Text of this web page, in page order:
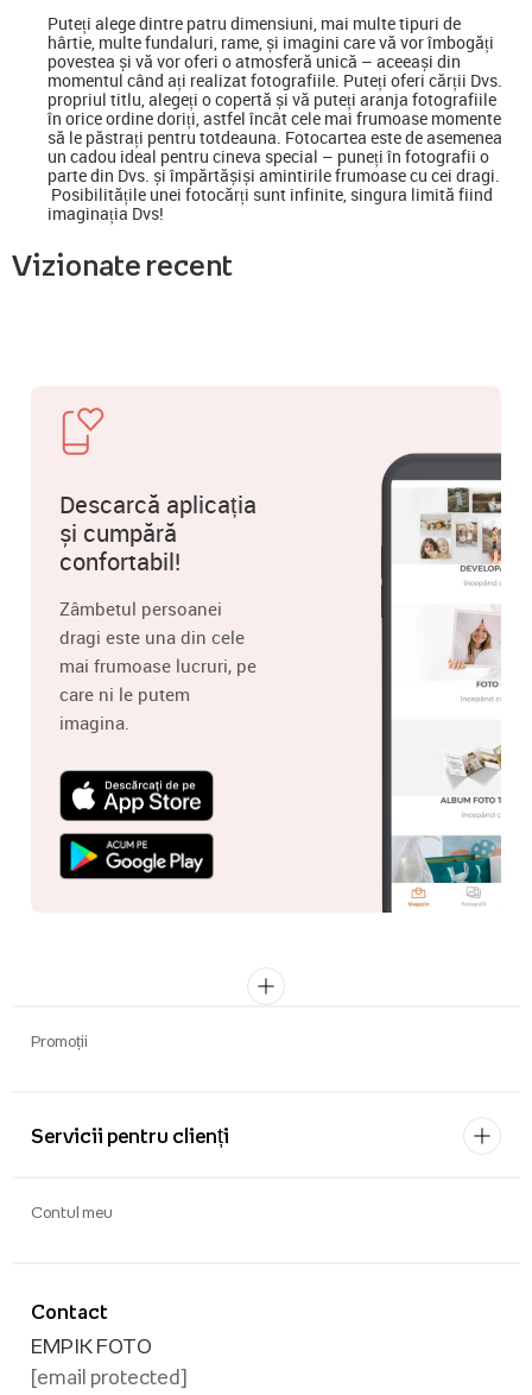
Puteți alege dintre patru dimensiuni, mai multe tipuri de
hârtie, multe fundaluri, rame, și imagini care vă vor îmbogăți
povestea și vă vor oferi o atmosferă unică – aceeași din
momentul când ați realizat fotografiile. Puteți oferi cărții Dvs.
propriul titlu, alegeți o copertă și vă puteți aranja fotografiile
în orice ordine doriți, astfel încât cele mai frumoase momente
să le păstrați pentru totdeauna. Fotocartea este de asemenea
un cadou ideal pentru cineva special – puneți în fotografii o
parte din Dvs. și împărtășiși amintirile frumoase cu cei dragi.
Posibilitățile unei fotocărți sunt infinite, singura limită fiind
imaginația Dvs!
Vizionate recent
Descarcă aplicația
și cumpără
confortabil!
Zâmbetul persoanei
dragi este una din cele
mai frumoase lucruri, pe
care ni le putem
imagina.
Promoții
Servicii pentru clienți
Contact
EMPIK FOTO
[email protected]
Contul meu